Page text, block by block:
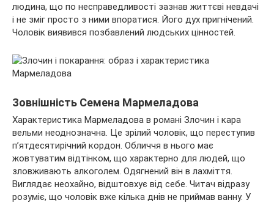
людина, що по несправедливості зазнав життєві невдачі
і не зміг просто з ними впоратися. Його дух пригнічений.
Чоловік виявився позбавлений людських цінностей.
Зовнішність Семена Мармеладова
Характеристика Мармеладова в романі Злочин і кара
вельми неоднозначна. Це зрілий чоловік, що переступив
п’ятдесятирічний кордон. Обличчя в нього має
жовтуватим відтінком, що характерно для людей, що
зловживають алкоголем. Одягнений він в лахміття.
Виглядає неохайно, відштовхує від себе. Читач відразу
розуміє, що чоловік вже кілька днів не приймав ванну. У